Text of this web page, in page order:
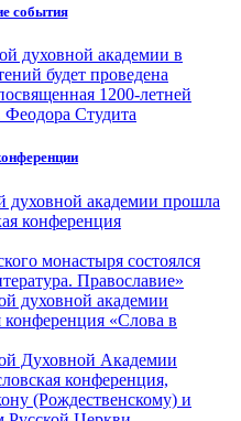
события
духовной академии в
будет проведена
1200-летней
Студита
духовной академии прошла
конференция
монастыря состоялся
Православие»
духовной академии
конференция «Слова в
Духовной Академии
конференция,
(Рождественскому) и